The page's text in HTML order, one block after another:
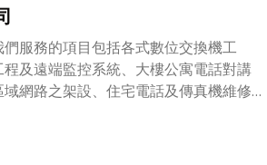
服務的項目包括各式數位交換機工
及遠端監控系統、大樓公寓電話對講
網路之架設、住宅電話及傳真機維修
專業的品質與公道的價格服務客戶，
誠為您服務。